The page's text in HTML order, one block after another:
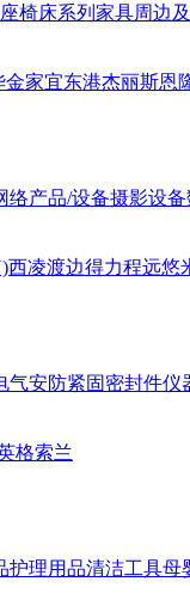
座椅床系列 家具周边
金家宜东港杰丽斯恩
络产品/设备摄影设备
西凌渡边得力程远悠
气安防紧固密封件仪
格索兰
护理用品清洁工具母